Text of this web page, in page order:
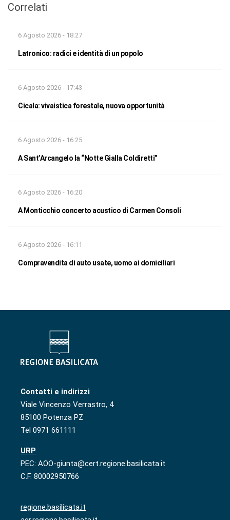
Correlati
6 Agosto 2026 - 18:27
Latronico: radici e identità di un popolo
6 Agosto 2026 - 17:43
Cicala: vivaistica forestale, nuova opportunità
6 Agosto 2026 - 16:25
A Sant’Arcangelo la “Notte Gialla Coldiretti”
6 Agosto 2026 - 16:20
A Monticchio concerto acustico di Carmen Consoli
6 Agosto 2026 - 16:11
Compravendita di auto usate, uomo ai domiciliari
Contatti e indirizzi
Viale Vincenzo Verrastro, 4
85100 Potenza PZ
Tel 0971 661111
URP
PEC: AOO-giunta@cert.regione.basilicata.it
C.F. 80002950766
regione.basilicata.it